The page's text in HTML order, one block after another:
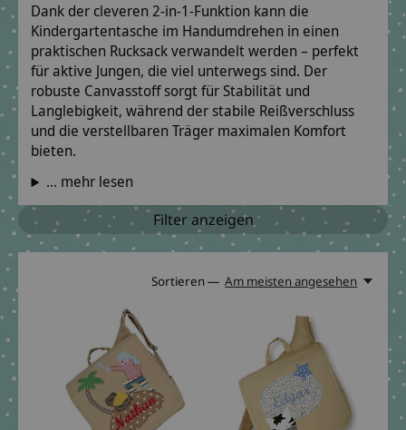
Dank der cleveren 2-in-1-Funktion kann die
Kindergartentasche im Handumdrehen in einen
praktischen Rucksack verwandelt werden – perfekt
für aktive Jungen, die viel unterwegs sind. Der
robuste Canvasstoff sorgt für Stabilität und
Langlebigkeit, während der stabile Reißverschluss
und die verstellbaren Träger maximalen Komfort
bieten.
... mehr lesen
Filter anzeigen
Sortieren — Am meisten angesehen